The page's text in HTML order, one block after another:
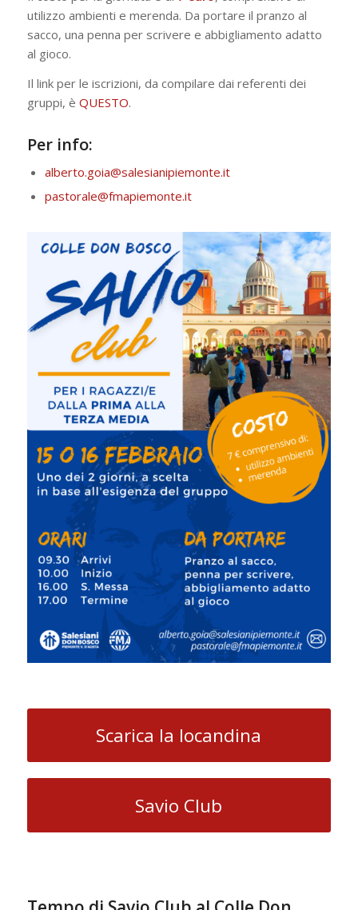
utilizzo ambienti e merenda. Da portare il pranzo al
sacco, una penna per scrivere e abbigliamento adatto
al gioco.
Il link per le iscrizioni, da compilare dai referenti dei
gruppi, è QUESTO.
Per info:
alberto.goia@salesianipiemonte.it
pastorale@fmapiemonte.it
Scarica la locandina
Savio Club